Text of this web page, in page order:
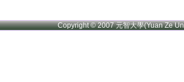
Copyright © 2007 元智大學(Yuan Ze